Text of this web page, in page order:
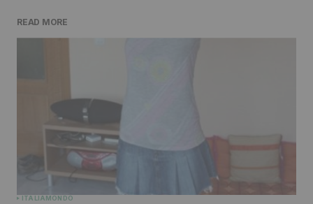
Comment*
Your Name*
READ MORE
ITALIAMONDO